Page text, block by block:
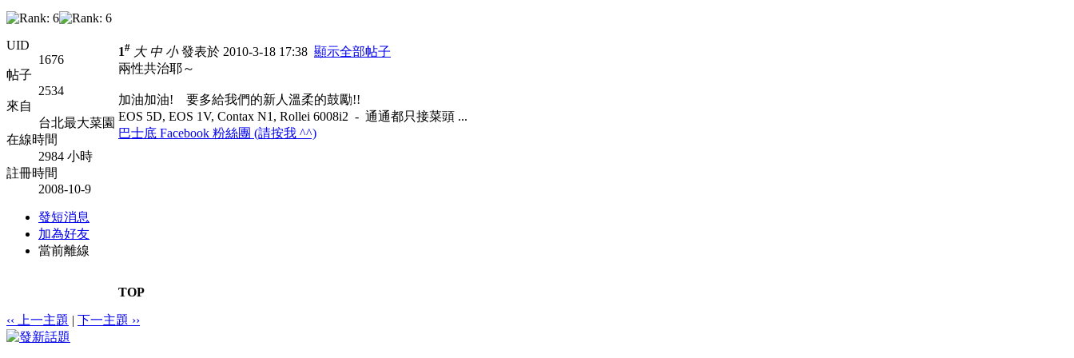
UID
1676
帖子
2534
來自
台北最大菜園
在線時間
2984 小時
註冊時間
2008-10-9
發短消息
加為好友
當前離線
1# 大 中 小發表於 2010-3-18 17:38 顯示全部帖子
兩性共治耶～
加油加油! 要多給我們的新人溫柔的鼓勵!!
EOS 5D, EOS 1V, Contax N1, Rollei 6008i2 - 通通都只接菜頭 ...
巴士底 Facebook 粉絲團 (請按我 ^^)
TOP
‹‹ 上一主題 | 下一主題 ››